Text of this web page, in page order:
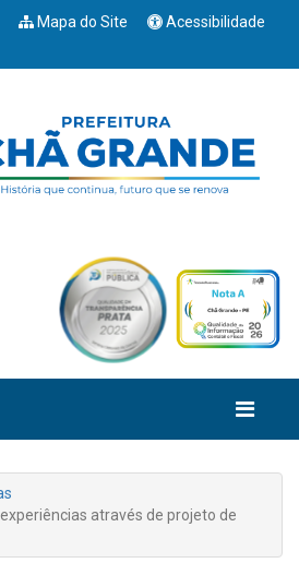
Mapa do Site
Acessibilidade
através de projeto de